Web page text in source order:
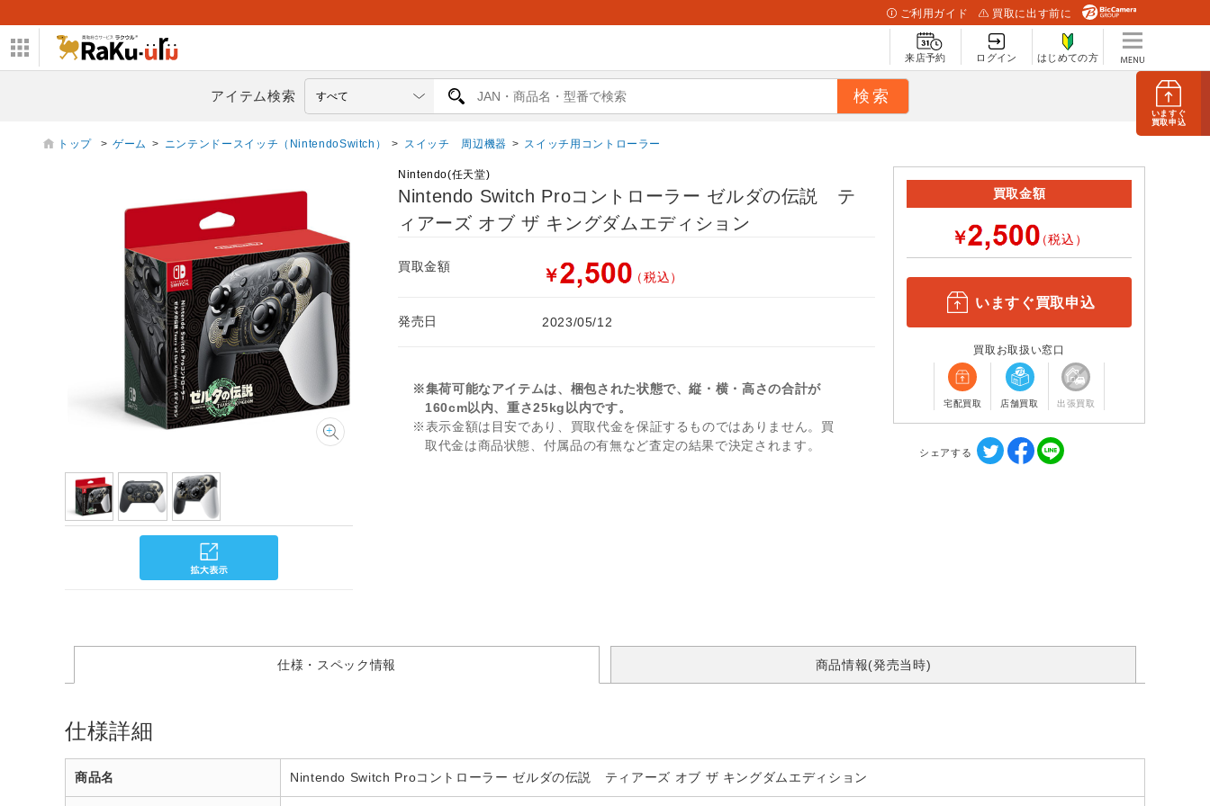
いますぐ
買取申込
ご利用ガイド 買取に出す前に
来店予約 ログイン はじめての方
アイテム検索
トップ > ゲーム > ニンテンドースイッチ（NintendoSwitch） > スイッチ 周辺機器 > スイッチ用コントローラー
Nintendo(任天堂)
Nintendo Switch Proコントローラー ゼルダの伝説 テ
ィアーズ オブ ザ キングダムエディション
買取金額 ￥ （税込）
発売日 2023/05/12
※集荷可能なアイテムは、梱包された状態で、縦・横・高さの合計が
160cm以内、重さ25kg以内です。
※表示金額は目安であり、買取代金を保証するものではありません。買
取代金は商品状態、付属品の有無など査定の結果で決定されます。
買取金額
￥ （税込）
いますぐ買取申込
買取お取扱い窓口
宅配買取 店舗買取 出張買取
シェアする
仕様・スペック情報 商品情報(発売当時)
仕様詳細
商品名 Nintendo Switch Proコントローラー ゼルダの伝説 ティアーズ オブ ザ キングダムエディション